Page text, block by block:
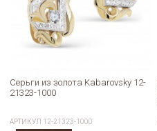
Серьги из золота Kabarovsky 12-
21323-1000
АРТИКУЛ 12-21323-1000